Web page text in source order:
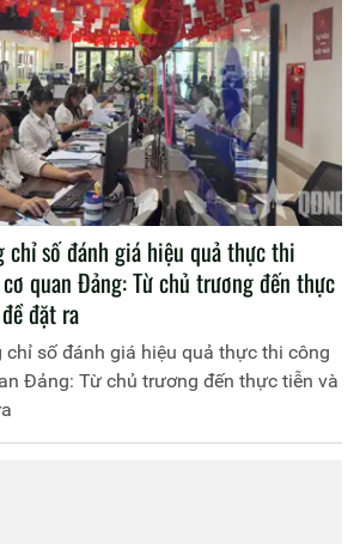
chỉ số đánh giá hiệu quả thực thi
quan Đảng: Từ chủ trương đến thực
đặt ra
chỉ số đánh giá hiệu quả thực thi công
Đảng: Từ chủ trương đến thực tiễn và